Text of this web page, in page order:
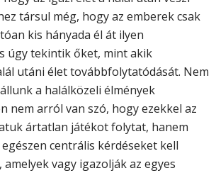
társul még, hogy az emberek csak
kis hányada él át ilyen
úgy tekintik őket, mint akik
utáni élet továbbfolytatódását. Nem
a halálközeli élmények
nem arról van szó, hogy ezekkel az
ártatlan játékot folytat, hanem
centrális kérdéseket kell
vagy igazolják az egyes